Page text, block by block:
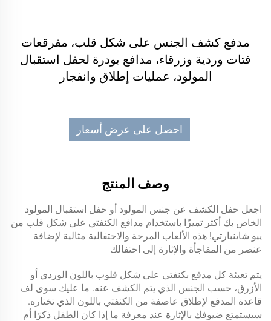
مدفع كشف الجنس على شكل قلب، مفرقعات
فتات وردية وزرقاء، مدافع بودرة لحفل استقبال
المولود، عمليات إطلاق وانفجار
احصل على عرض أسعار
وصف المنتج
اجعل حفل الكشف عن جنس المولود أو حفل استقبال المولود
الخاص بك أكثر تميزًا باستخدام مدافع الكنفتي على شكل قلب من
ييو شاينبارتي! هذه الألعاب المرحة والاحتفالية مثالية لإضافة
عنصر من المفاجأة والإثارة إلى احتفالك
يتم تعبئة كل مدفع بكنفتي على شكل قلوب باللون الوردي أو
الأزرق، حسب الجنس الذي يتم الكشف عنه. ما عليك سوى لف
قاعدة المدفع لإطلاق عاصفة من الكنفتي باللون الذي تختاره.
سيستمتع ضيوفك بالإثارة عند معرفة ما إذا كان الطفل ذكرًا أم